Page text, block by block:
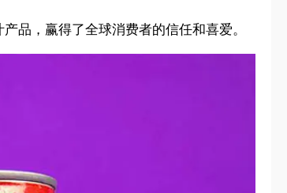
品，赢得了全球消费者的信任和喜爱。